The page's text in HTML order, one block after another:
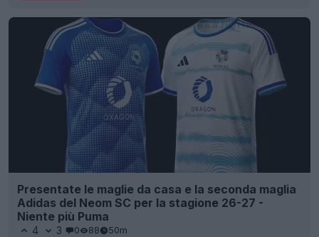
Presentate le maglie da casa e la seconda maglia
Adidas del Neom SC per la stagione 26-27 -
Niente più Puma
4 3 0 88 50m